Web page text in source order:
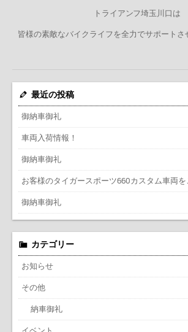
トライアンフ埼玉川口は
皆様の素敵なバイクライフを全力でサポートさ
最近の投稿
御納車御礼
車両入荷情報！
御納車御礼
お客様のタイガースポーツ660カスタム車両を
御納車御礼
カテゴリー
お知らせ
その他
納車御礼
イベント